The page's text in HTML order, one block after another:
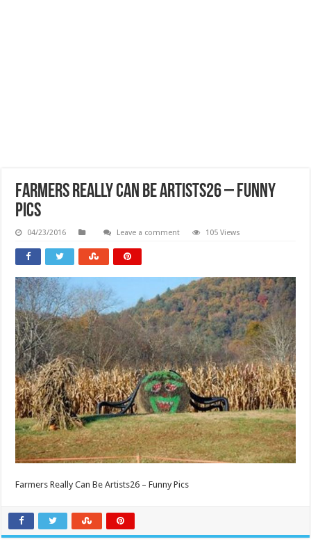
Farmers Really Can Be Artists26 – Funny
Pics
04/23/2016 Leave a comment 105 Views
Farmers Really Can Be Artists26 – Funny Pics